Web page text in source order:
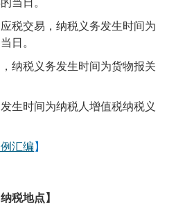
当日。
交易，纳税义务发生时间为
日。
税义务发生时间为货物报关
生时间为纳税人增值税纳税义
汇编 】
税地点 】